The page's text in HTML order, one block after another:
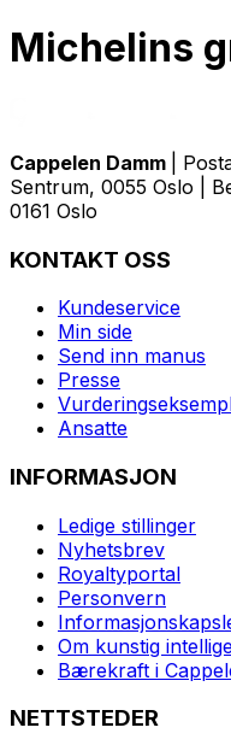
Michelins
Cappelen Damm
|
Sentrum, 0055 Oslo |
0161 Oslo
KONTAKT OSS
Kundeservice
Min side
Send inn manus
Presse
Ansatte
INFORMASJON
Ledige stillinger
Nyhetsbrev
Royaltyportal
Personvern
Om kunstig
Bærekraft i
NETTSTEDER